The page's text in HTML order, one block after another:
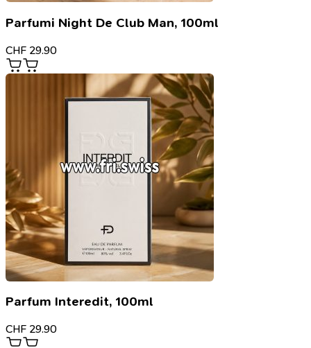
Parfumi Night De Club Man, 100ml
CHF 29.90
Parfum Interedit, 100ml
CHF 29.90